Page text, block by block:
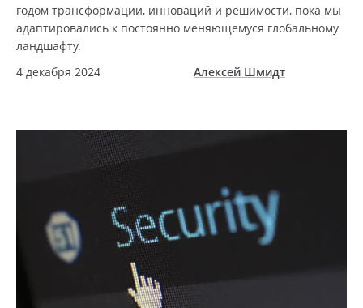
годом трансформации, инноваций и решимости, пока мы
адаптировались к постоянно меняющемуся глобальному
ландшафту.
4 декабря 2024
Алексей Шмидт